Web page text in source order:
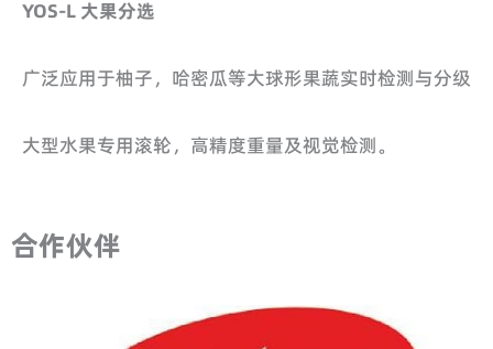
YOS-L 大果分选
广泛应用于柚子，哈密瓜等大球形果蔬实时检测与分级
大型水果专用滚轮，高精度重量及视觉检测。
合作伙伴